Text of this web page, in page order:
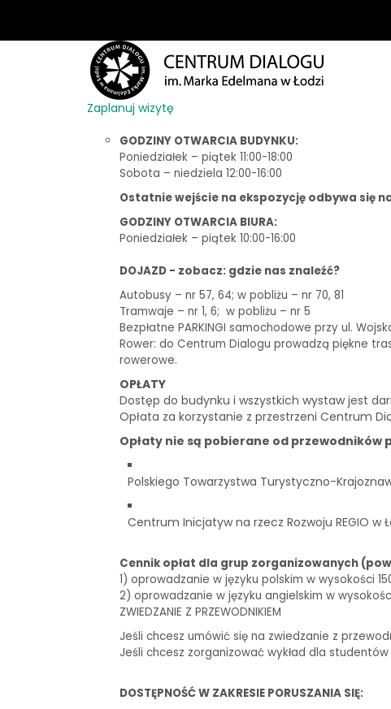
Zaplanuj wizytę
GODZINY OTWARCIA BUDYNKU:
Poniedziałek – piątek 11:00-18:00
Sobota – niedziela 12:00-16:00
Ostatnie wejście na ekspozycję odbywa się
GODZINY OTWARCIA BIURA:
Poniedziałek – piątek 10:00-16:00
DOJAZD - zobacz: gdzie nas znaleźć?
Autobusy – nr 57, 64; w pobliżu – nr 70, 81
Tramwaje – nr 1, 6; w pobliżu – nr 5
Bezpłatne PARKINGI samochodowe przy ul.
Rower: do Centrum Dialogu prowadzą piękne
rowerowe.
OPŁATY
Dostęp do budynku i wszystkich wystaw jest
Opłata za korzystanie z przestrzeni Centrum
Opłaty nie są pobierane od
Polskiego Towarzystwa Turystyczno-
Centrum Inicjatyw na rzecz Rozwoju REGIO w
Cennik opłat dla grup zorganizowanych
1) oprowadzanie w języku polskim w wysokości
2) oprowadzanie w języku angielskim w
ZWIEDZANIE Z PRZEWODNIKIEM
Jeśli chcesz umówić się na zwiedzanie z
Jeśli chcesz zorganizować wykład dla
DOSTĘPNOŚĆ W ZAKRESIE PORUSZANIA SIĘ: